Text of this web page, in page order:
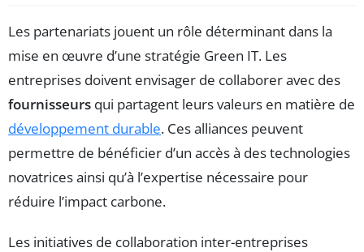
Les partenariats jouent un rôle déterminant dans la
mise en œuvre d’une stratégie Green IT. Les
entreprises doivent envisager de collaborer avec des
fournisseurs qui partagent leurs valeurs en matière de
développement durable. Ces alliances peuvent
permettre de bénéficier d’un accès à des technologies
novatrices ainsi qu’à l’expertise nécessaire pour
réduire l’impact carbone.
Les initiatives de collaboration inter-entreprises